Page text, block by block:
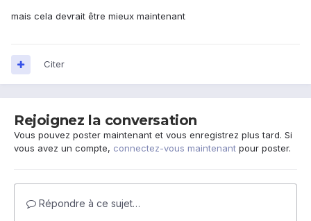
mais cela devrait être mieux maintenant
Citer
Rejoignez la conversation
Vous pouvez poster maintenant et vous enregistrez plus tard. Si
vous avez un compte, connectez-vous maintenant pour poster.
Répondre à ce sujet…